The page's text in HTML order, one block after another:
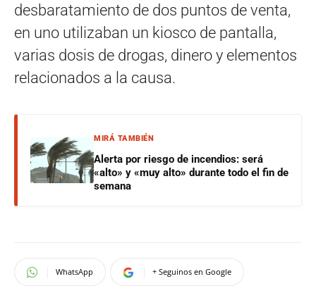
desbaratamiento de dos puntos de venta,
en uno utilizaban un kiosco de pantalla,
varias dosis de drogas, dinero y elementos
relacionados a la causa.
MIRÁ TAMBIÉN
Alerta por riesgo de incendios: será
«alto» y «muy alto» durante todo el fin de
semana
WhatsApp + Seguinos en Google